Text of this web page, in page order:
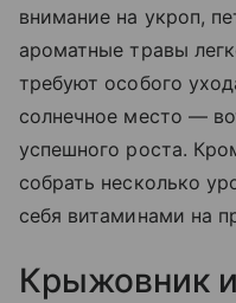
внимание на укроп,
ароматные травы
требуют особого
солнечное место —
успешного роста.
собрать несколько
себя витаминами на
Крыжовник